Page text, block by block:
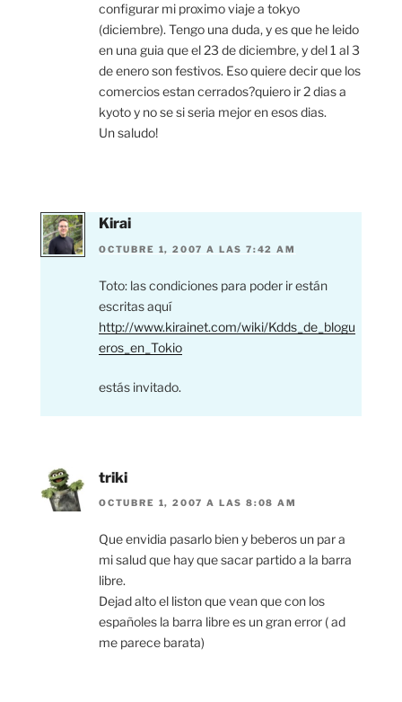
configurar mi proximo viaje a tokyo
(diciembre). Tengo una duda, y es que he leido
en una guia que el 23 de diciembre, y del 1 al 3
de enero son festivos. Eso quiere decir que los
comercios estan cerrados?quiero ir 2 dias a
kyoto y no se si seria mejor en esos dias.
Un saludo!
Kirai
OCTUBRE 1, 2007 A LAS 7:42 AM
Toto: las condiciones para poder ir están
escritas aquí
http://www.kirainet.com/wiki/Kdds_de_blogu
eros_en_Tokio
estás invitado.
triki
OCTUBRE 1, 2007 A LAS 8:08 AM
Que envidia pasarlo bien y beberos un par a
mi salud que hay que sacar partido a la barra
libre.
Dejad alto el liston que vean que con los
españoles la barra libre es un gran error ( ad
me parece barata)